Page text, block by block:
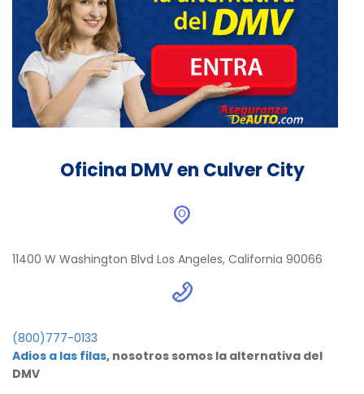
Oficina DMV en Culver City
11400 W Washington Blvd Los Angeles, California 90066
(800)777-0133
Adios a las filas, nosotros somos la alternativa del
DMV